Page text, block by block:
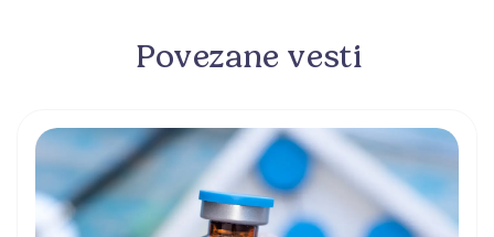
Povezane vesti